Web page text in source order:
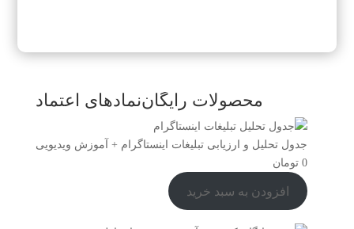
نمادهای اعتمادمحصولات رایگان
جدول تحلیل و ارزیابی تبلیغات اینستاگرام + آموزش ویدیویی
0 تومان
افزودن به سبد خرید